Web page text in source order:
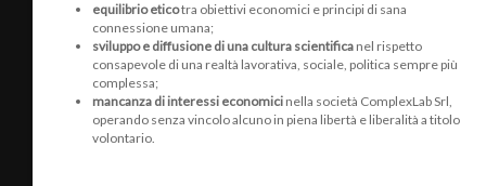
equilibrio eticotra obiettivi economici e principi di sana
connessione umana;
sviluppo e diffusione di una cultura scientifica nel rispetto
consapevole di una realtà lavorativa, sociale, politica sempre più
complessa;
mancanza di interessi economici nella società ComplexLab Srl,
operando senza vincolo alcuno in piena libertà e liberalità a titolo
volontario.